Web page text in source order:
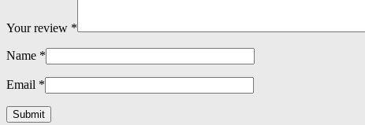
Your review *
Name *
Email *